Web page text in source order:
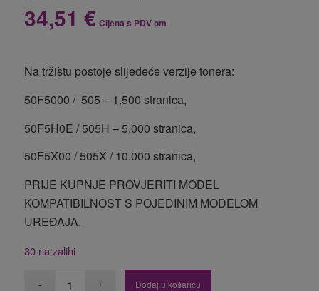
34,51 € Cijena s PDV om
Na tržištu postoje slijedeće verzije tonera:
50F5000 / 505 – 1.500 stranica,
50F5H0E / 505H – 5.000 stranica,
50F5X00 / 505X / 10.000 stranica,
PRIJE KUPNJE PROVJERITI MODEL
KOMPATIBILNOST S POJEDINIM MODELOM
UREĐAJA.
30 na zalihi
Dodaj u košaricu